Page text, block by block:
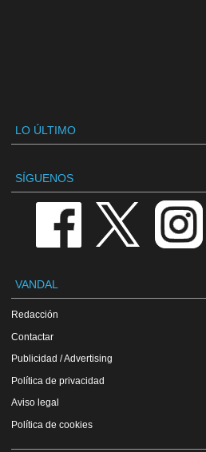
LO ÚLTIMO
SÍGUENOS
VANDAL
Redacción
Contactar
Publicidad / Advertising
Política de privacidad
Aviso legal
Política de cookies